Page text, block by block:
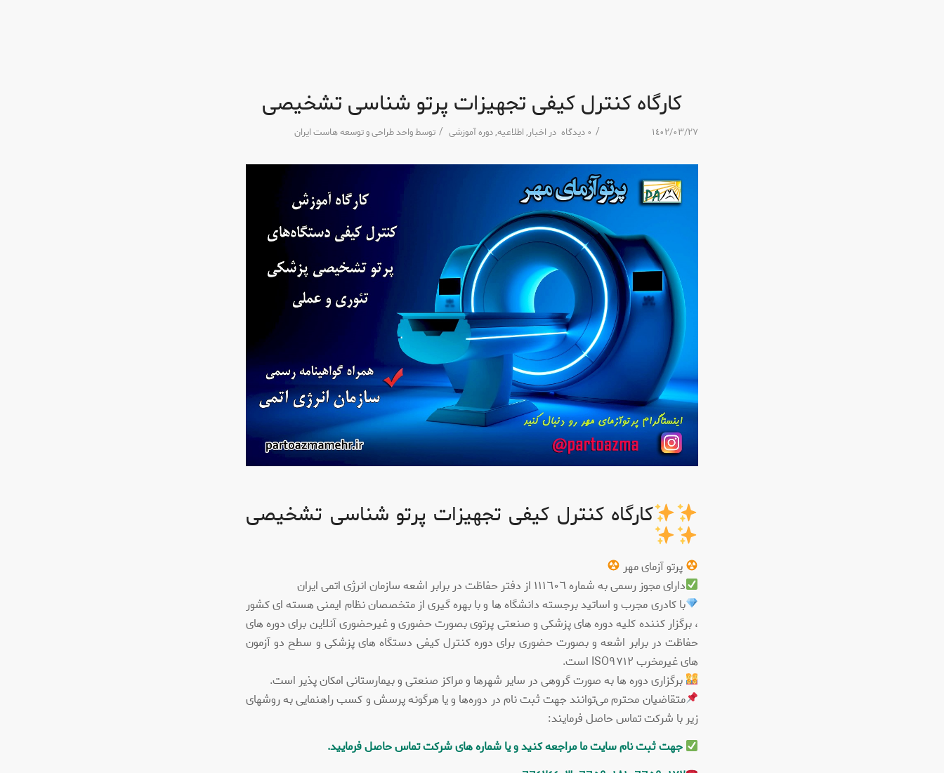
کارگاه کنترل کیفی تجهیزات پرتو شناسی تشخیصی
١٤٠٢/٠٣/٢٧ / ٠ دیدگاه دراخبار,اطلاعیه,دوره آموزشی / توسطواحد طراحی و توسعه هاست ایران
کارگاه کنترل کیفی تجهیزات پرتو شناسی تشخیصی
پرتو آزمای مهر
دارای مجوز رسمی به شماره ١١١٦٠٦ از دفتر حفاظت در برابر اشعه سازمان انرژی اتمی ایران
با کادری مجرب و اساتید برجسته دانشگاه ها و با بهره گیری از متخصصان نظام ایمنی هسته ای کشور
، برگزار کننده کلیه دوره های پزشکی و صنعتی پرتوی بصورت حضوری و غیرحضوری آنلاین برای دوره های
حفاظت در برابر اشعه و بصورت حضوری برای دوره کنترل کیفی دستگاه های پزشکی و سطح دو آزمون
های غیرمخرب ISO٩٧١٢ است.
برگزاری دوره ها به صورت گروهی در سایر شهرها و مراکز صنعتی و بیمارستانی امکان پذیر است.
متقاضیان محترم می‌توانند جهت ثبت نام در دوره‌ها و یا هرگونه پرسش و کسب راهنمایی به روشهای
زیر با شرکت تماس حاصل فرمایند:
جهت ثبت نام سایت ما مراجعه کنید و یا شماره های شرکت تماس حاصل فرمایید.